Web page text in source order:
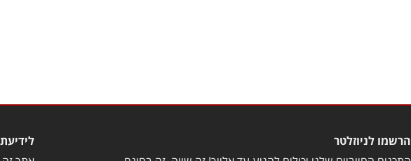
הרשמו לניוזלטר